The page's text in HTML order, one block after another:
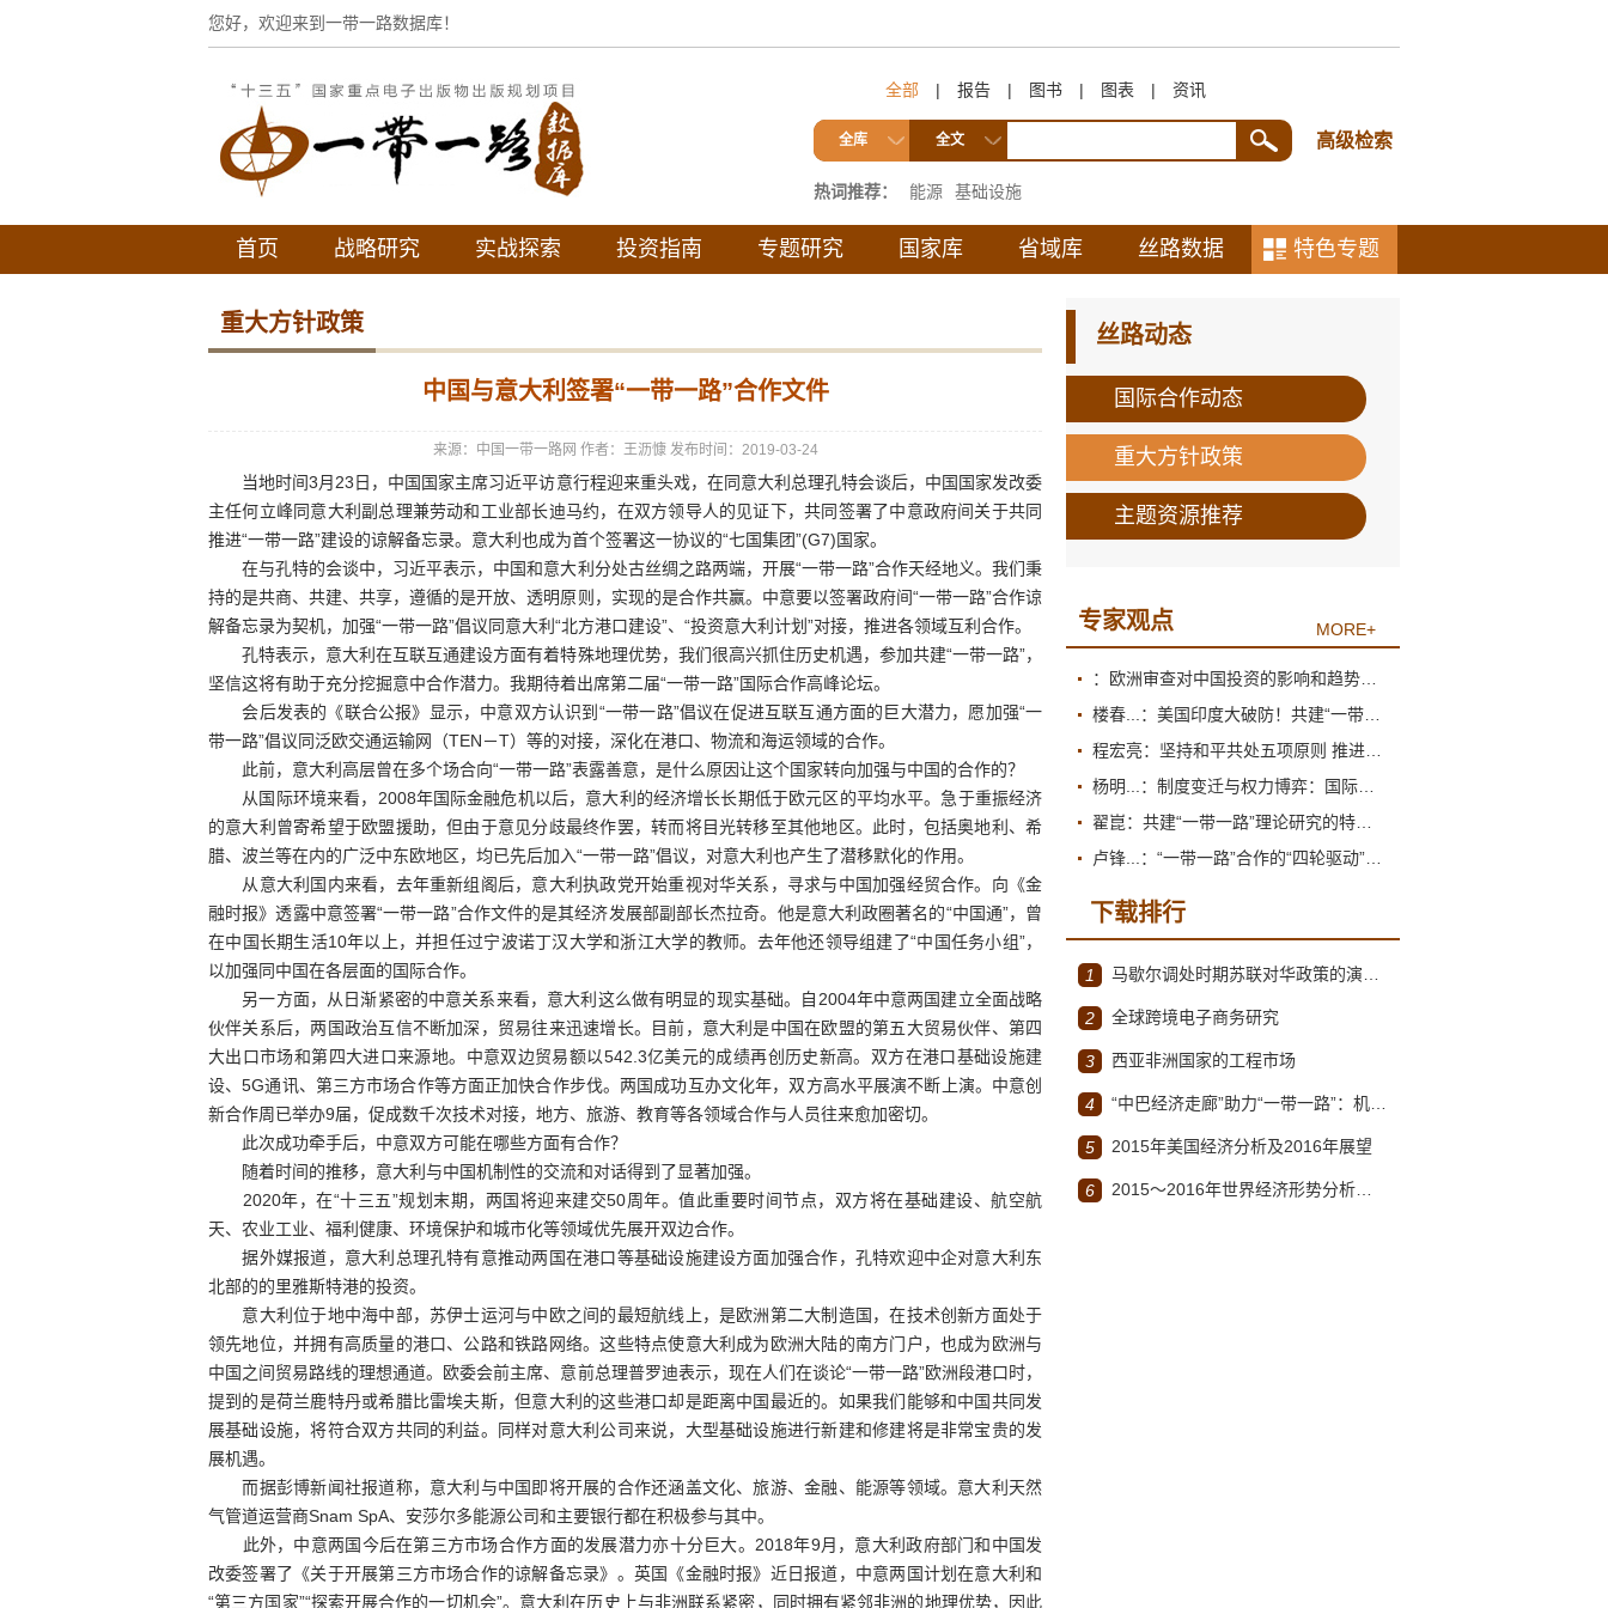
您好，欢迎来到一带一路数据库！
全部 | 报告 | 图书 | 图表 | 资讯
全库 全文 高级检索
热词推荐： 能源 基础设施
首页 战略研究 实战探索 投资指南 专题研究 国家库 省域库 丝路数据 特色专题
重大方针政策
中国与意大利签署“一带一路”合作文件
来源：中国一带一路网 作者：王沥慷 发布时间：2019-03-24
当地时间3月23日，中国国家主席习近平访意行程迎来重头戏，在同意大利总理孔特会谈后，中国国家发改委
主任何立峰同意大利副总理兼劳动和工业部长迪马约，在双方领导人的见证下，共同签署了中意政府间关于共同
推进“一带一路”建设的谅解备忘录。意大利也成为首个签署这一协议的“七国集团”(G7)国家。
在与孔特的会谈中，习近平表示，中国和意大利分处古丝绸之路两端，开展“一带一路”合作天经地义。我们秉
持的是共商、共建、共享，遵循的是开放、透明原则，实现的是合作共赢。中意要以签署政府间“一带一路”合作谅
解备忘录为契机，加强“一带一路”倡议同意大利“北方港口建设”、“投资意大利计划”对接，推进各领域互利合作。
孔特表示，意大利在互联互通建设方面有着特殊地理优势，我们很高兴抓住历史机遇，参加共建“一带一路”，
坚信这将有助于充分挖掘意中合作潜力。我期待着出席第二届“一带一路”国际合作高峰论坛。
会后发表的《联合公报》显示，中意双方认识到“一带一路”倡议在促进互联互通方面的巨大潜力，愿加强“一
带一路”倡议同泛欧交通运输网（TEN－T）等的对接，深化在港口、物流和海运领域的合作。
此前，意大利高层曾在多个场合向“一带一路”表露善意，是什么原因让这个国家转向加强与中国的合作的？
从国际环境来看，2008年国际金融危机以后，意大利的经济增长长期低于欧元区的平均水平。急于重振经济
的意大利曾寄希望于欧盟援助，但由于意见分歧最终作罢，转而将目光转移至其他地区。此时，包括奥地利、希
腊、波兰等在内的广泛中东欧地区，均已先后加入“一带一路”倡议，对意大利也产生了潜移默化的作用。
从意大利国内来看，去年重新组阁后，意大利执政党开始重视对华关系，寻求与中国加强经贸合作。向《金
融时报》透露中意签署“一带一路”合作文件的是其经济发展部副部长杰拉奇。他是意大利政圈著名的“中国通”，曾
在中国长期生活10年以上，并担任过宁波诺丁汉大学和浙江大学的教师。去年他还领导组建了“中国任务小组”，
以加强同中国在各层面的国际合作。
另一方面，从日渐紧密的中意关系来看，意大利这么做有明显的现实基础。自2004年中意两国建立全面战略
伙伴关系后，两国政治互信不断加深，贸易往来迅速增长。目前，意大利是中国在欧盟的第五大贸易伙伴、第四
大出口市场和第四大进口来源地。中意双边贸易额以542.3亿美元的成绩再创历史新高。双方在港口基础设施建
设、5G通讯、第三方市场合作等方面正加快合作步伐。两国成功互办文化年，双方高水平展演不断上演。中意创
新合作周已举办9届，促成数千次技术对接，地方、旅游、教育等各领域合作与人员往来愈加密切。
此次成功牵手后，中意双方可能在哪些方面有合作？
随着时间的推移，意大利与中国机制性的交流和对话得到了显著加强。
2020年，在“十三五”规划末期，两国将迎来建交50周年。值此重要时间节点，双方将在基础建设、航空航
天、农业工业、福利健康、环境保护和城市化等领域优先展开双边合作。
据外媒报道，意大利总理孔特有意推动两国在港口等基础设施建设方面加强合作，孔特欢迎中企对意大利东
北部的的里雅斯特港的投资。
意大利位于地中海中部，苏伊士运河与中欧之间的最短航线上，是欧洲第二大制造国，在技术创新方面处于
领先地位，并拥有高质量的港口、公路和铁路网络。这些特点使意大利成为欧洲大陆的南方门户，也成为欧洲与
中国之间贸易路线的理想通道。欧委会前主席、意前总理普罗迪表示，现在人们在谈论“一带一路”欧洲段港口时，
提到的是荷兰鹿特丹或希腊比雷埃夫斯，但意大利的这些港口却是距离中国最近的。如果我们能够和中国共同发
展基础设施，将符合双方共同的利益。同样对意大利公司来说，大型基础设施进行新建和修建将是非常宝贵的发
展机遇。
而据彭博新闻社报道称，意大利与中国即将开展的合作还涵盖文化、旅游、金融、能源等领域。意大利天然
气管道运营商Snam SpA、安莎尔多能源公司和主要银行都在积极参与其中。
此外，中意两国今后在第三方市场合作方面的发展潜力亦十分巨大。2018年9月，意大利政府部门和中国发
改委签署了《关于开展第三方市场合作的谅解备忘录》。英国《金融时报》近日报道，中意两国计划在意大利和
“第三方国家”“探索开展合作的一切机会”。意大利在历史上与非洲联系紧密，同时拥有紧邻非洲的地理优势，因此
丝路动态
国际合作动态
重大方针政策
主题资源推荐
专家观点 MORE+
下载排行
1 马歇尔调处时期苏联对华政策的演变（1945年12月～1947年1月）
2 全球跨境电子商务研究
3 西亚非洲国家的工程市场
4 “中巴经济走廊”助力“一带一路”：机遇与挑战
5 2015年美国经济分析及2016年展望
6 2015～2016年世界经济形势分析与展望